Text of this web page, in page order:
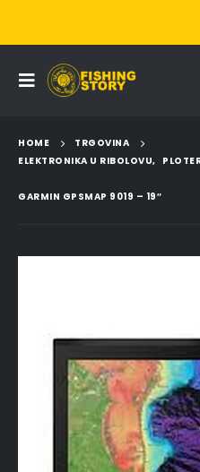
HOME
TRGOVINA
ELEKTRONIKA U RIBOLOVU,
GARMIN GPSMAP 9019 – 19″